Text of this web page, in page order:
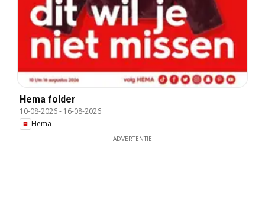
Hema folder
10-08-2026- 16-08-2026
Hema
ADVERTENTIE